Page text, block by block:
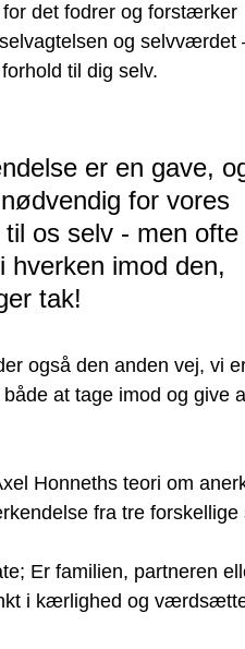
det fodrer og forstærker
og selvværdet
til dig selv.
er en gave,
for vores
til os selv - men ofte
hverken imod den,
tak!
også den anden vej, vi
at tage imod og give
Honneths teori om
fra tre
Er familien, partneren
i kærlighed og